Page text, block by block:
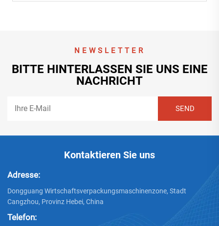
NEWSLETTER
BITTE HINTERLASSEN SIE UNS EINE
NACHRICHT
Kontaktieren Sie uns
Adresse:
Dongguang Wirtschaftsverpackungsmaschinenzone, Stadt
Cangzhou, Provinz Hebei, China
Telefon: